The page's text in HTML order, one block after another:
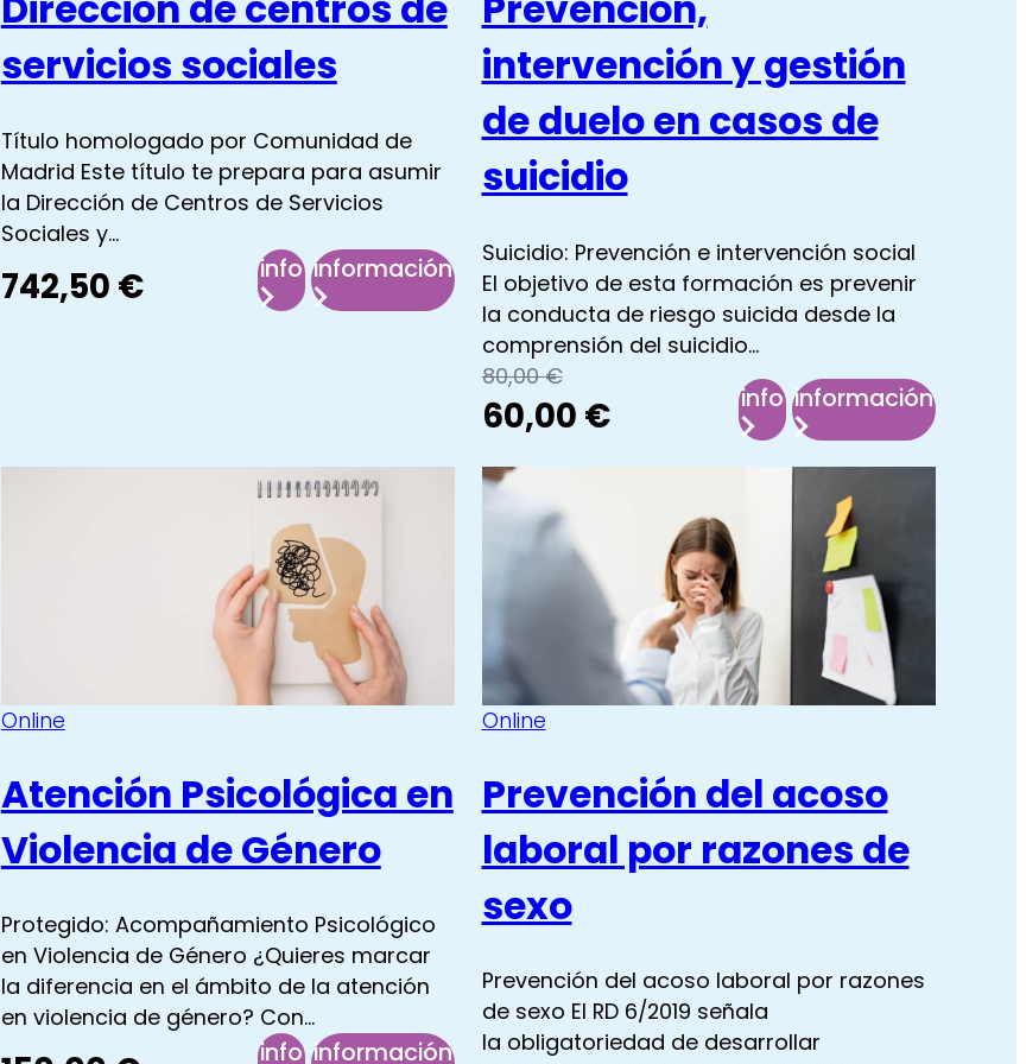
servicios sociales
Título homologado por Comunidad de
Madrid Este título te prepara para asumir
la Dirección de Centros de Servicios
Sociales y…
742,50 €
info
de
servicios
sociales
información
Dirección
de
intervención y gestión
de duelo en casos de
suicidio
Suicidio: Prevención e intervención social
El objetivo de esta formación es prevenir
la conducta de riesgo suicida desde la
comprensión del suicidio…
80,00€
El
precio
original
era:
80,00 €.
60,00 €
El
precio
actual
es:
60,00 €.
info
Prevención,
intervención
gestión
de
duelo
suicidio
información
gestión
de
duelo
en
suicidio
Online
Atención Psicológica en
Violencia de Género
Protegido: Acompañamiento Psicológico
en Violencia de Género ¿Quieres marcar
la diferencia en el ámbito de la atención
en violencia de género? Con…
info información
Online
Prevención del acoso
laboral por razones de
sexo
Prevención del acoso laboral por razones
de sexo El RD 6/2019 señala
la obligatoriedad de desarrollar